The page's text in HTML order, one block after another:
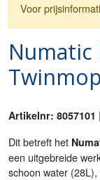
Voor
Numatic
Artikelnr: 8057101 |
Dit betreft het
een uitgebreide
schoon water